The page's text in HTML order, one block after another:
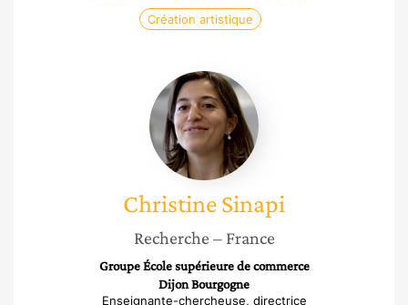
Création artistique
Christine
Sinapi
ChristineSinapi
Recherche – France
Groupe École supérieure de commerce
Dijon Bourgogne
Enseignante-chercheuse, directrice